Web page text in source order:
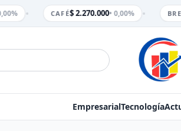
CAFÉ $ 2.270.000• 0,00%
EmpresarialTecnología